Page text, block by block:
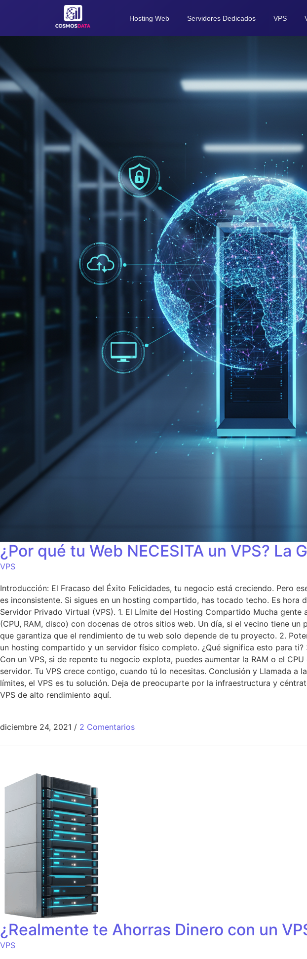
Hosting Web​ Servidores Dedicados​ VPS
¿Por qué tu Web NECESITA un VPS?
VPS
Introducción: El Fracaso del Éxito Felicidades, tu negocio está creciendo. Pero
es inconsistente. Si sigues en un hosting compartido, has tocado techo. Es
Servidor Privado Virtual (VPS). 1. El Límite del Hosting Compartido Mucha
(CPU, RAM, disco) con docenas de otros sitios web. Un día, si el vecino tiene
que garantiza que el rendimiento de tu web solo depende de tu proyecto. 2.
un hosting compartido y un servidor físico completo. ¿Qué significa esto para
Con un VPS, si de repente tu negocio explota, puedes aumentar la RAM o el
servidor. Tu VPS crece contigo, cuando tú lo necesitas. Conclusión y Llamada
límites, el VPS es tu solución. Deja de preocuparte por la infraestructura y
VPS de alto rendimiento aquí.
diciembre 24, 2021 / 2 Comentarios
¿Realmente te Ahorras Dinero con un
VPS